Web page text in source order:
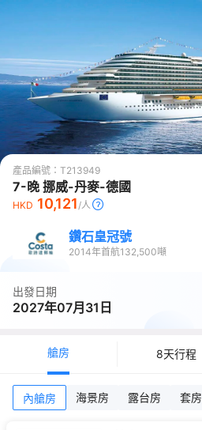
產品編號： T213949
7-晚 挪威-丹麥-德國
HKD 10,121/人
鑽石皇冠號
2014年首航132,500噸
出發日期
2027年07月31日
艙房 8天行程
內艙房 海景房 露台房 套房